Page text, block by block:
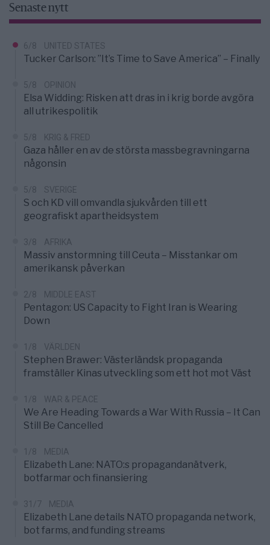
Senaste nytt
6/8 UNITED STATES
Tucker Carlson: ”It’s Time to Save America” – Finally
5/8 OPINION
Elsa Widding: Risken att dras in i krig borde avgöra
all utrikespolitik
5/8 KRIG & FRED
Gaza håller en av de största massbegravningarna
någonsin
5/8 SVERIGE
S och KD vill omvandla sjukvården till ett
geografiskt apartheidsystem
3/8 AFRIKA
Massiv anstormning till Ceuta – Misstankar om
amerikansk påverkan
2/8 MIDDLE EAST
Pentagon: US Capacity to Fight Iran is Wearing
Down
1/8 VÄRLDEN
Stephen Brawer: Västerländsk propaganda
framställer Kinas utveckling som ett hot mot Väst
1/8 WAR & PEACE
We Are Heading Towards a War With Russia – It Can
Still Be Cancelled
1/8 MEDIA
Elizabeth Lane: NATO:s propagandanätverk,
botfarmar och finansiering
31/7 MEDIA
Elizabeth Lane details NATO propaganda network,
bot farms, and funding streams